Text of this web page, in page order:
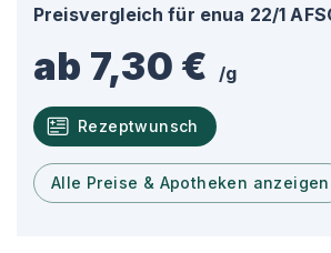
Preisvergleich für enua 22/1
ab 7,30 € /g
Rezeptwunsch
Alle Preise & Apotheken anzeigen